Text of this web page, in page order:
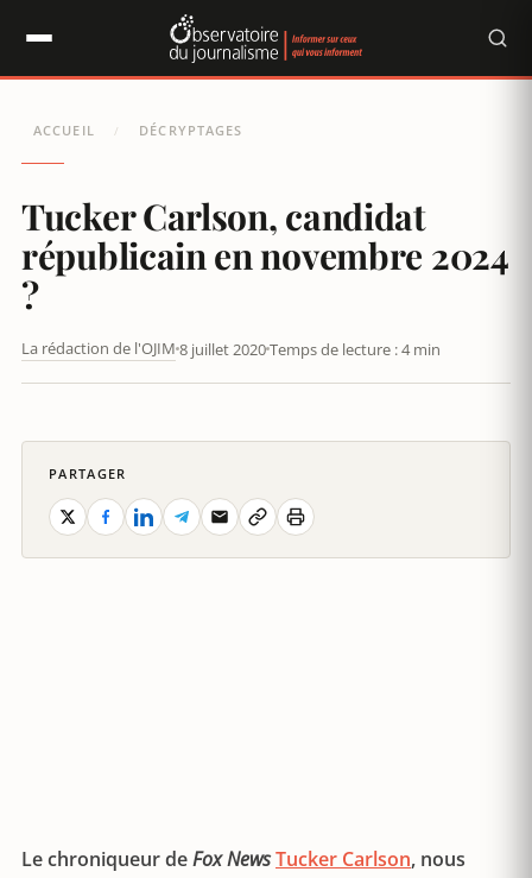
ACCUEIL / DÉCRYPTAGES
Tucker Carlson, candidat
républicain en novembre 2024
?
La rédaction de l'OJIM 8 juillet 2020Temps de lecture : 4 min
Le chroniqueur deFox NewsTucker Carlson, nous
PARTAGER
Panneau de gestion des cookies